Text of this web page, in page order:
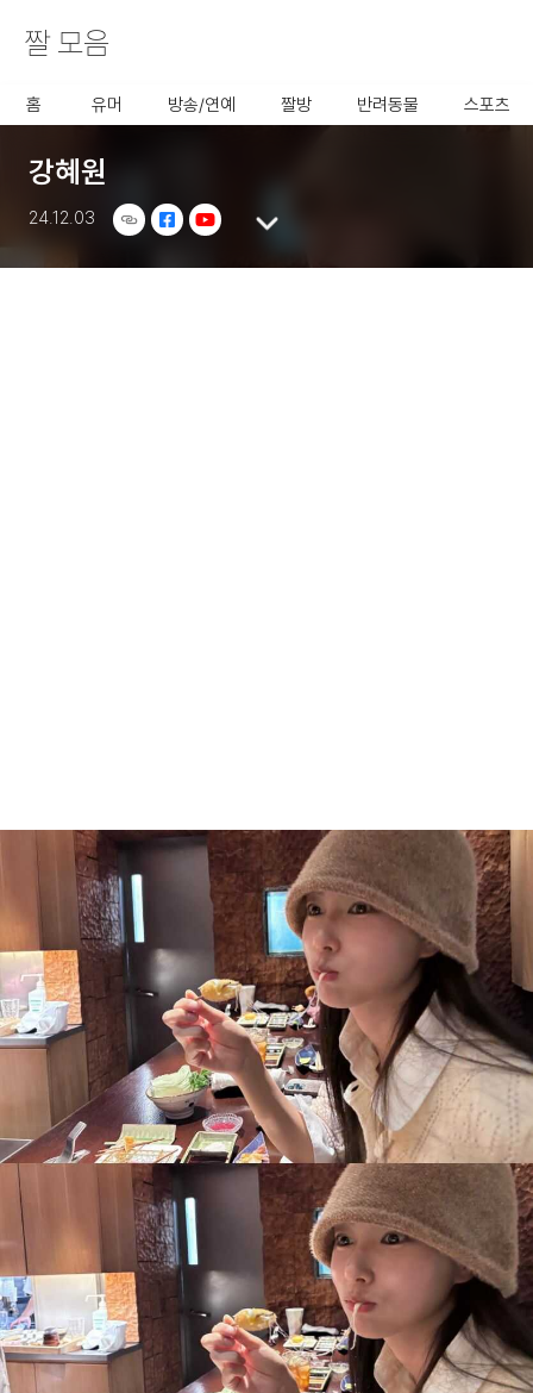
사용할 공유 링크를 선택 해 주
짤 모음
홈 유머 방송/연예 짤방 반려동물 스포츠
강혜원
24.12.03